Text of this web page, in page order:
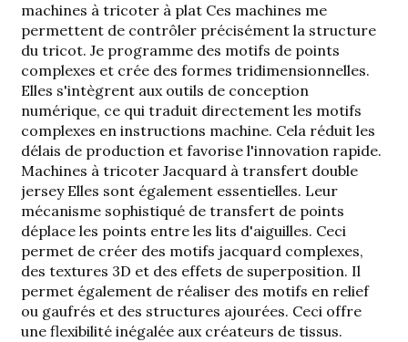
machines à tricoter à platCes machines me
permettent de contrôler précisément la structure
du tricot. Je programme des motifs de points
complexes et crée des formes tridimensionnelles.
Elles s'intègrent aux outils de conception
numérique, ce qui traduit directement les motifs
complexes en instructions machine. Cela réduit les
délais de production et favorise l'innovation rapide.
Machines à tricoter Jacquard à transfert double
jerseyElles sont également essentielles. Leur
mécanisme sophistiqué de transfert de points
déplace les points entre les lits d'aiguilles. Ceci
permet de créer des motifs jacquard complexes,
des textures 3D et des effets de superposition. Il
permet également de réaliser des motifs en relief
ou gaufrés et des structures ajourées. Ceci offre
une flexibilité inégalée aux créateurs de tissus.